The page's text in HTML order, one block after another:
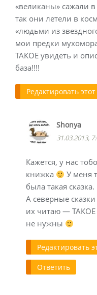
«великаны» сажали в
так они летели в
«людьми из
мои предки
ТАКОЕ увидеть и
база!!!!
Редактировать
Shonya
31.03.2013,
Кажется, у нас
книжка
У меня
была такая сказка.
А северные
их читаю —
не нужны
Редактировать
Ответить